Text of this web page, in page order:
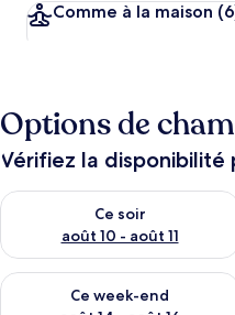
Comme à la maison
Options de
Vérifiez la disponibilité
Ce soir
août 10 - août 11
Vérifier la disponibilité pour
Ce week-end
Vérifier la disponibilité pour